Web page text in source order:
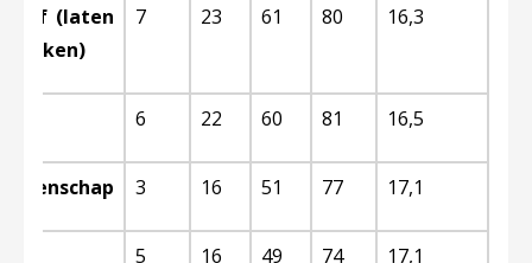
(laten
7 23 61 80 16,3
6 22 60 81 16,5
3 16 51 77 17,1
5 16 49 74 17,1